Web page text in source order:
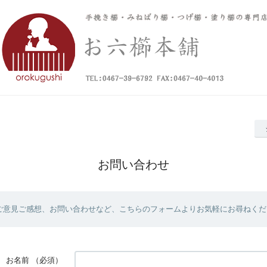
お問い合わせ
見ご感想、お問い合わせなど、こちらのフォームよりお気軽にお尋ねくだ
お名前 （必須）